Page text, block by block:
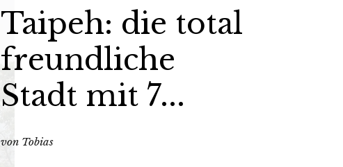
Taipeh: die total
freundliche
Stadt mit 7...
von Tobias